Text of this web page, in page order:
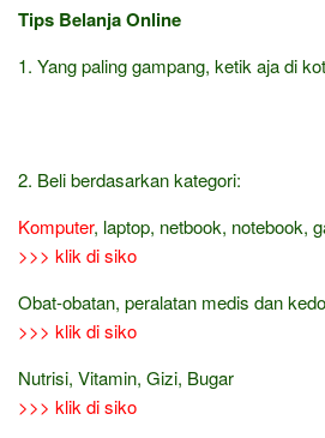
Tips Belanja Online
1. Yang paling gampang, ketik aja di
2. Beli berdasarkan kategori:
Komputer, laptop, netbook, notebook,
>>> klik di siko
Obat-obatan, peralatan medis dan
>>> klik di siko
Nutrisi, Vitamin, Gizi, Bugar
>>> klik di siko